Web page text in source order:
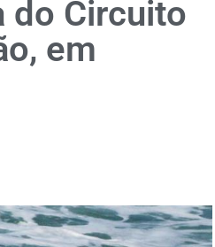
do Circuito
em